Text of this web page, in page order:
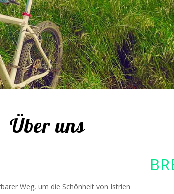
Über uns
Weg, um die Schönheit von Istrien